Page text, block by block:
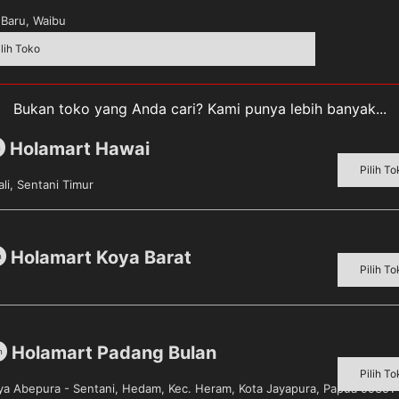
Rasa Manis & Gurih
simbol kasih sayang. Biasanya salah seorang
memberi manfaat baik untuk kesehatan, salah
cepat dan SilverQueen telah lama dikenal
kacang mete-nya begitu pas. Rasa manis yang
Selain untuk dinikmati sendiri, cokelat SilverQueen
Waibu
Toko
Bukan toko yang Anda cari? Kami punya lebih banyak...
Holamart Hawai
Sentani Timur
Pilih
Holamart Koya Barat
Pilih
Holamart Padang Bulan
Abepura - Sentani, Hedam, Kec. Heram, Kota Jayapura, Papua 99351
Pilih